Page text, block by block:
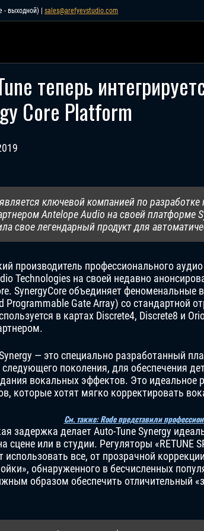
- выходной) | sales@arefyevstudio.com
теперь
Core Platform
ключевой компанией по
Antelope Audio на своей платформе
свое легендарный продукт для
производитель профессионального
Technologies на своей недавно
SynergyCore объединяет
Programmable Gate Array) со стандартной
в картах Discrete4, Discrete8 и
— это специально разработанный
следующего поколения, для обеспечения
вокальных эффектов. Это идеальное
которые хотят мягко корректировать
См. также: Rode представили
задержка делает Auto-Tune Synergy
сцене или в студии. Регуляторы «RETUNE
использовать все, от прозрачной
обнаруженного в бесчисленных
образом обеспечить отличительный